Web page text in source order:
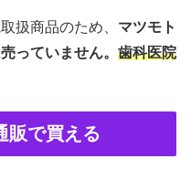
扱商品のため、 マツモト
っていません。 歯科医院
販で買える